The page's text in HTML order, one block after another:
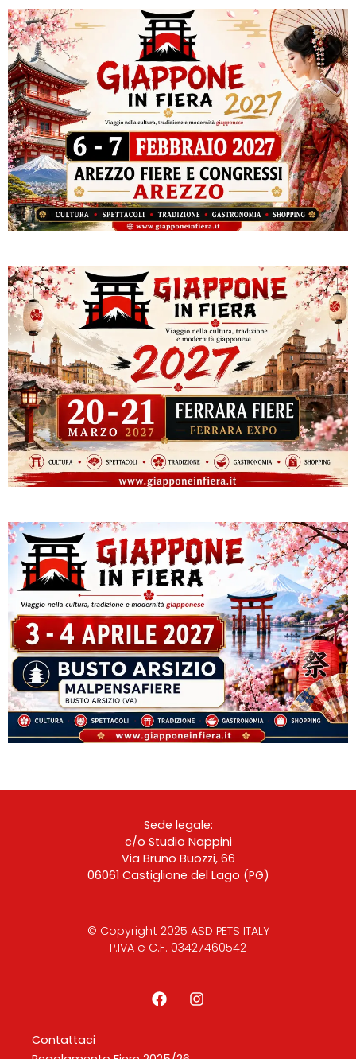
Sede legale:
c/o Studio Nappini
Via Bruno Buozzi, 66
06061 Castiglione del Lago (PG)
© Copyright 2025 ASD PETS ITALY
P.IVA e C.F. 03427460542
Contattaci